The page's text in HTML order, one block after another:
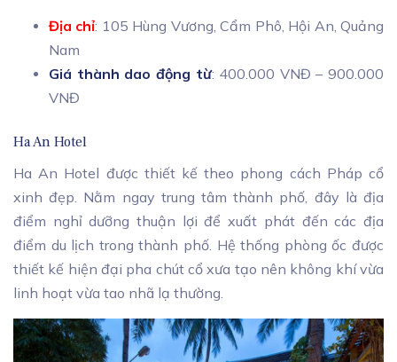
Địa chỉ: 105 Hùng Vương, Cẩm Phô, Hội An, Quảng
Nam
Giá thành dao động từ: 400.000 VNĐ – 900.000
VNĐ
Ha An Hotel
Ha An Hotel được thiết kế theo phong cách Pháp cổ
xinh đẹp. Nằm ngay trung tâm thành phố, đây là địa
điểm nghỉ dưỡng thuận lợi để xuất phát đến các địa
điểm du lịch trong thành phố. Hệ thống phòng ốc được
thiết kế hiện đại pha chút cổ xưa tạo nên không khí vừa
linh hoạt vừa tao nhã lạ thường.